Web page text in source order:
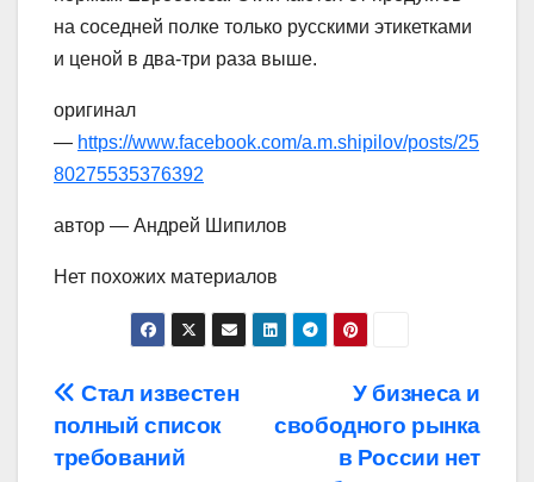
на соседней полке только русскими этикетками
и ценой в два-три раза выше.
оригинал
— https://www.facebook.com/a.m.shipilov/posts/25
80275535376392
автор — Андрей Шипилов
Нет похожих материалов
Навигация
по
У бизнеса и
свободного рынка
в России нет
Стал известен
полный список
требований